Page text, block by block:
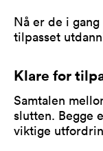
Nå er de i
tilpasset
Klare for
Samtalen
slutten. Begge
viktige